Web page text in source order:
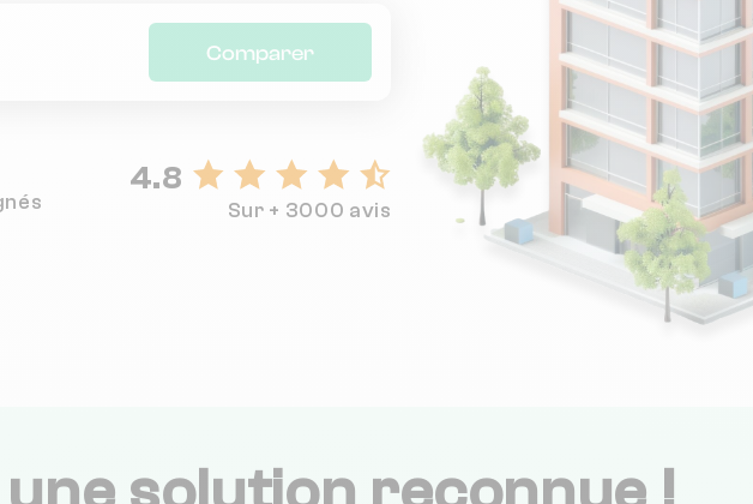
Comparer
4.8
Sur + 3000 avis